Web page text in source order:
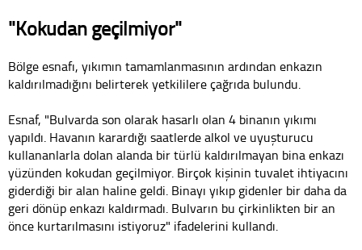
"Kokudan geçilmiyor"
Bölge esnafı, yıkımın tamamlanmasının ardından enkazın
kaldırılmadığını belirterek yetkililere çağrıda bulundu.
Esnaf, "Bulvarda son olarak hasarlı olan 4 binanın yıkımı
yapıldı. Havanın karardığı saatlerde alkol ve uyuşturucu
kullananlarla dolan alanda bir türlü kaldırılmayan bina enkazı
yüzünden kokudan geçilmiyor. Birçok kişinin tuvalet ihtiyacını
giderdiği bir alan haline geldi. Binayı yıkıp gidenler bir daha da
geri dönüp enkazı kaldırmadı. Bulvarın bu çirkinlikten bir an
önce kurtarılmasını istiyoruz" ifadelerini kullandı.